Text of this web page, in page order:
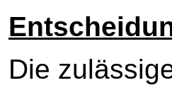
Die